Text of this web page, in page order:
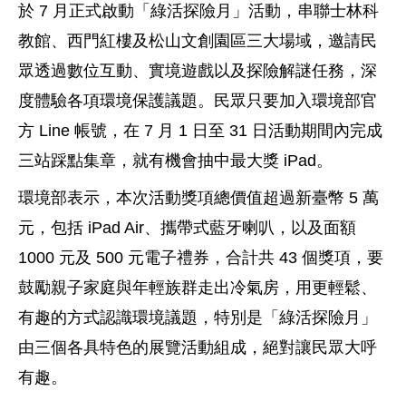
於 7 月正式啟動「綠活探險月」活動，串聯士林科
教館、西門紅樓及松山文創園區三大場域，邀請民
眾透過數位互動、實境遊戲以及探險解謎任務，深
度體驗各項環境保護議題。民眾只要加入環境部官
方 Line 帳號，在 7 月 1 日至 31 日活動期間內完成
三站踩點集章，就有機會抽中最大獎 iPad。
環境部表示，本次活動獎項總價值超過新臺幣 5 萬
元，包括 iPad Air、攜帶式藍牙喇叭，以及面額
1000 元及 500 元電子禮券，合計共 43 個獎項，要
鼓勵親子家庭與年輕族群走出冷氣房，用更輕鬆、
有趣的方式認識環境議題，特別是「綠活探險月」
由三個各具特色的展覽活動組成，絕對讓民眾大呼
有趣。